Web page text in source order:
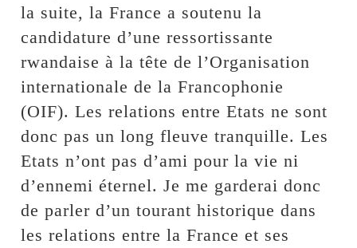
la suite, la France a soutenu la
candidature d’une ressortissante
rwandaise à la tête de l’Organisation
internationale de la Francophonie
(OIF). Les relations entre Etats ne sont
donc pas un long fleuve tranquille. Les
Etats n’ont pas d’ami pour la vie ni
d’ennemi éternel. Je me garderai donc
de parler d’un tourant historique dans
les relations entre la France et ses